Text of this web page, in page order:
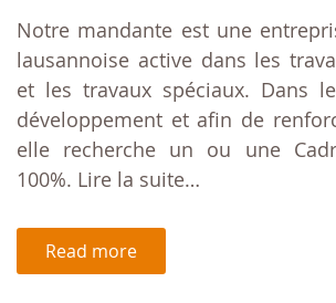
Notre mandante est une
lausannoise active dans les
et les travaux spéciaux. Dans
développement et afin de
elle recherche un ou une
100%. Lire la suite…
Read more